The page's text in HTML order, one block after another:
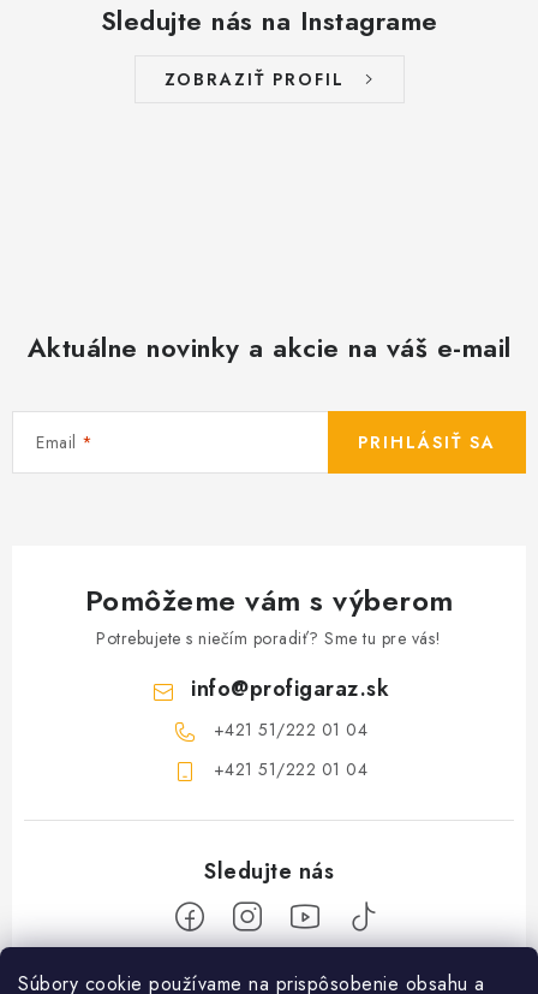
Súbory cookie používame na prispôsobenie obsahu a
Sledujte nás na Instagrame
ZOBRAZIŤ PROFIL
Aktuálne novinky a akcie na váš e-mail
Email PRIHLÁSIŤ SA
Pomôžeme vám s výberom
Potrebujete s niečím poradiť? Sme tu pre vás!
info@profigaraz.sk
+421 51/222 01 04
+421 51/222 01 04